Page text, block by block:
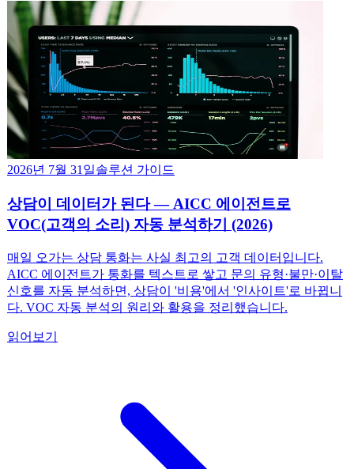
2026년 7월 31일솔루션 가이드
상담이 데이터가 된다 — AICC 에이전트로
VOC(고객의 소리) 자동 분석하기 (2026)
매일 오가는 상담 통화는 사실 최고의 고객 데이터입니다.
AICC 에이전트가 통화를 텍스트로 쌓고 문의 유형·불만·이탈
신호를 자동 분석하면, 상담이 '비용'에서 '인사이트'로 바뀝니
다. VOC 자동 분석의 원리와 활용을 정리했습니다.
읽어보기